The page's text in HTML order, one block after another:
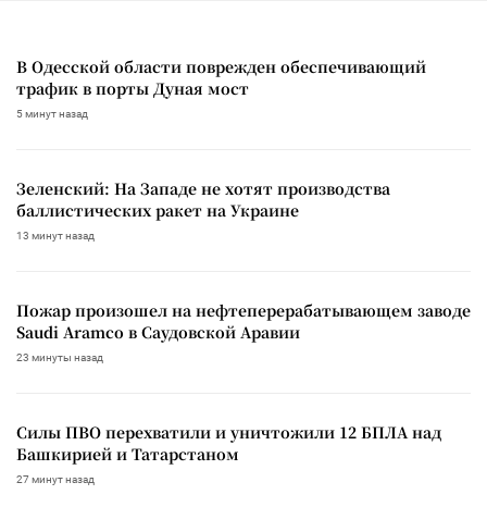
В Одесской области поврежден обеспечивающий
трафик в порты Дуная мост
5 минут назад
Зеленский: На Западе не хотят производства
баллистических ракет на Украине
13 минут назад
Пожар произошел на нефтеперерабатывающем заводе
Saudi Aramco в Саудовской Аравии
23 минуты назад
Силы ПВО перехватили и уничтожили 12 БПЛА над
Башкирией и Татарстаном
27 минут назад